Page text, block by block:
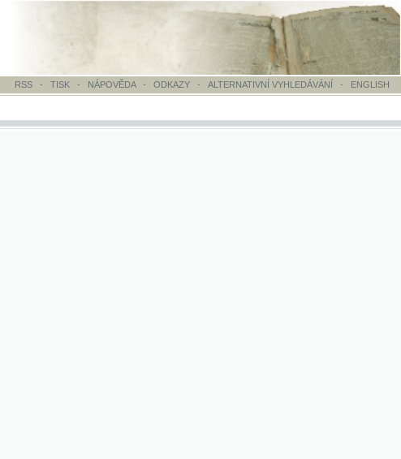
-NÁPOVĚDA - ODKAZY - ALTERNATIVNÍ VYHLEDÁVÁNÍ- ENGLISH